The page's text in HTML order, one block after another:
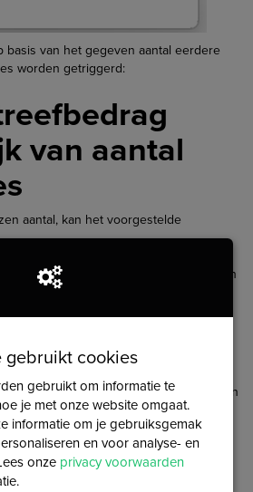
van het gegeven aantal eerdere
worden getriggerd:
van aantal
aantal, kan het voorgestelde
eerste keer mee, dan is het minimale
voor de tweede keer of vaker mee aan
streefbedrag € 250,-.
waar men zich kan inschrijven,
streefbedrag, afhankelijk van het aantal
kun je deelnemers die al een keer
hebben gehaald, een volgende keer een
ophalen. In de praktijk zie je dan vaak
ophalen, terwijl de drempel om
bedrag te vragen lager is.
gebruikt cookies
gebruikt om informatie te
je met onze website omgaat.
informatie om je gebruiksgemak
en voor analyse- en
onze privacy voorwaarden